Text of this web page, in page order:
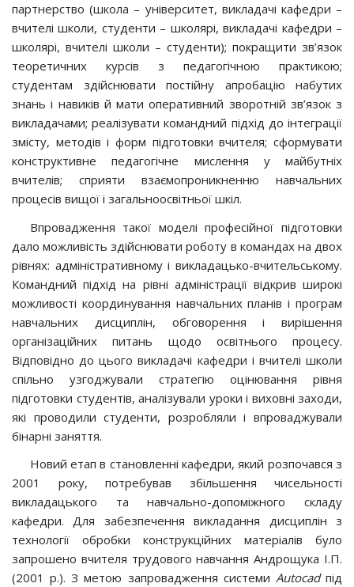
партнерство (школа – університет, викладачі кафедри –
вчителі школи, студенти – школярі, викладачі кафедри –
школярі, вчителі школи – студенти); покращити зв’язок
теоретичних курсів з педагогічною практикою;
студентам здійснювати постійну апробацію набутих
знань і навиків й мати оперативний зворотній зв’язок з
викладачами; реалізувати командний підхід до інтеграції
змісту, методів і форм підготовки вчителя; сформувати
конструктивне педагогічне мислення у майбутніх
вчителів; сприяти взаємопроникненню навчальних
процесів вищої і загальноосвітньої шкіл.
Впровадження такої моделі професійної підготовки
дало можливість здійснювати роботу в командах на двох
рівнях: адміністративному і викладацько-вчительському.
Командний підхід на рівні адміністрації відкрив широкі
можливості координування навчальних планів і програм
навчальних дисциплін, обговорення і вирішення
організаційних питань щодо освітнього процесу.
Відповідно до цього викладачі кафедри і вчителі школи
спільно узгоджували стратегію оцінювання рівня
підготовки студентів, аналізували уроки і виховні заходи,
які проводили студенти, розробляли і впроваджували
бінарні заняття.
Новий етап в становленні кафедри, який розпочався з
2001 року, потребував збільшення чисельності
викладацького та навчально-допоміжного складу
кафедри. Для забезпечення викладання дисциплін з
технології обробки конструкційних матеріалів було
запрошено вчителя трудового навчання Андрощука І.П.
(2001 р.). З метою запровадження системи Autocadпід